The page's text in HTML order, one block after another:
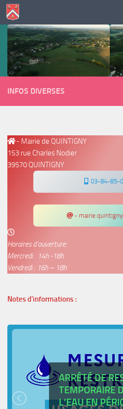
Skip to content
INFOS DIVERSES
- Mairie de QUINTIGNY
153 rue Charles Nodier
39570 QUINTIGNY
03-84-85-
-
Horaires d’ouverture:
Mercredi : 14h -18h
Vendredi : 16h – 18h
Notes d'informations :
ARRÊTÉ DE
TEMPORAIRE
L’EAU EN